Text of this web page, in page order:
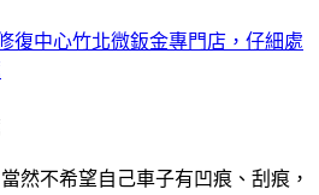
復中心竹北微鈑金專門店，仔細處
然不希望自己車子有凹痕、刮痕，